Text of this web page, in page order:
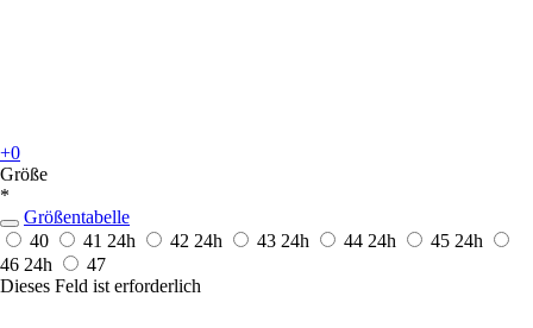
+0
Größe
*
Größentabelle
40
41 24h 42 24h 43 24h 44 24h 45 24h
46 24h
47
Dieses Feld ist erforderlich